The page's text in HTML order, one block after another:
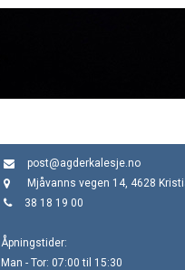
post@agderkalesje.no
Mjåvanns vegen 14, 4628
38 18 19 00
Åpningstider:
Man - Tor: 07:00 til 15:30